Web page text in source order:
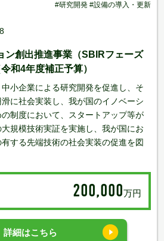
#研究開発 #設備の導入・更新
ン創出推進事業（SBIRフェーズ
和4年度補正予算）
小企業による研究開発を促進し、そ
に社会実装し、我が国のイノベーシ
制度において、スタートアップ等が
規模技術実証を実施し、我が国にお
する先端技術の社会実装の促進を図
200,000万円
詳細はこちら